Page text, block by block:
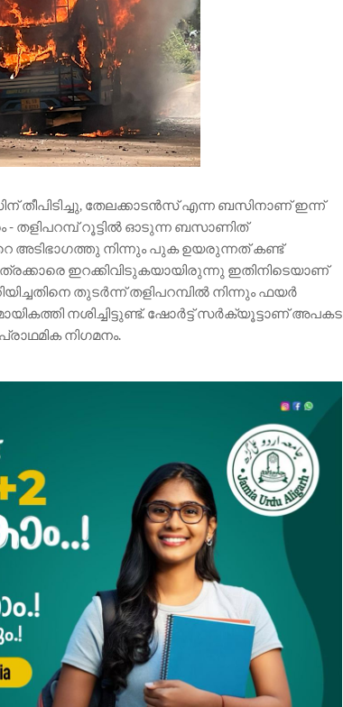
തീപിടിച്ചു, തേലക്കാടൻസ് എന്ന ബസിനാണ് ഇന്ന്
- തളിപറമ്പ് റൂട്ടിൽ ഓടുന്ന ബസാണിത്
അടിഭാഗത്തു നിന്നും പുക ഉയരുന്നത് കണ്ട്
ഇറക്കിവിടുകയായിരുന്നു ഇതിനിടെയാണ്
തുടർന്ന് തളിപറമ്പിൽ നിന്നും ഫയർ
നശിച്ചിട്ടുണ്ട്. ഷോർട്ട് സർക്യൂട്ടാണ് അപകട
നിഗമനം.